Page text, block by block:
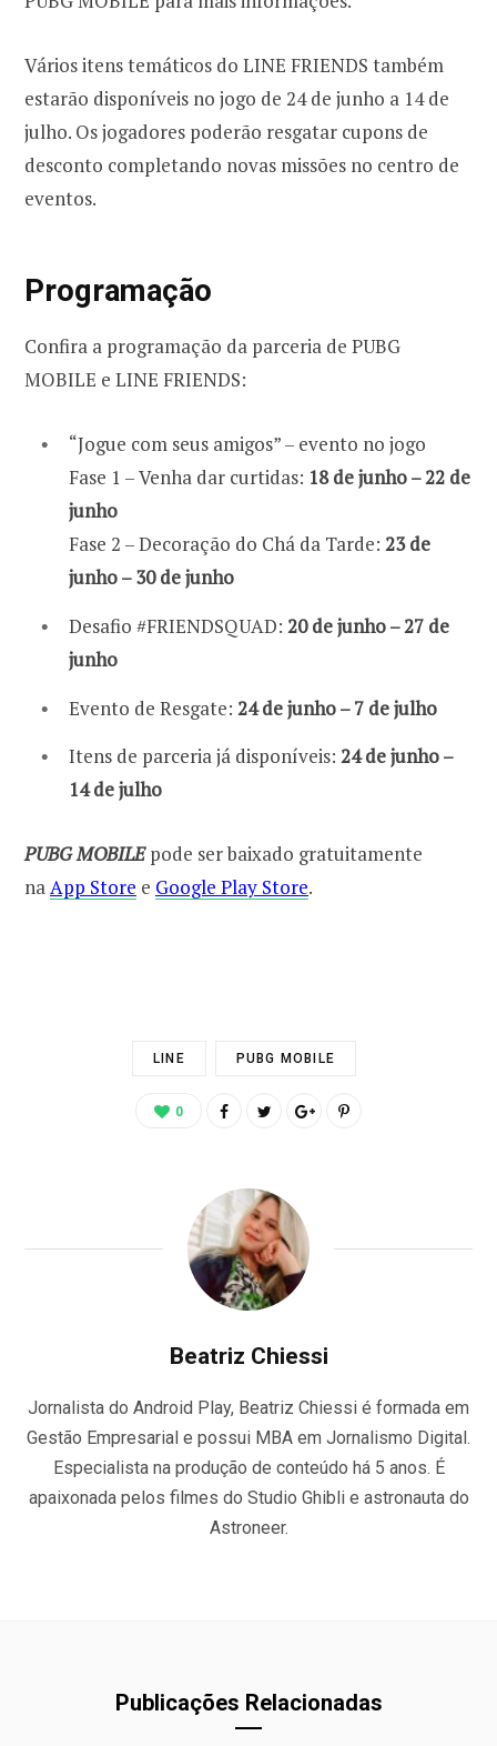
Vários itens temáticos do LINE FRIENDS também
estarão disponíveis no jogo de 24 de junho a 14 de
julho. Os jogadores poderão resgatar cupons de
desconto completando novas missões no centro de
eventos.
Programação
Confira a programação da parceria de PUBG
MOBILE e LINE FRIENDS:
“Jogue com seus amigos” – evento no jogo
Fase 1 – Venha dar curtidas: 18 de junho – 22 de
junho
Fase 2 – Decoração do Chá da Tarde: 23 de
junho – 30 de junho
Desafio #FRIENDSQUAD: 20 de junho – 27 de
junho
Evento de Resgate: 24 de junho – 7 de julho
Itens de parceria já disponíveis: 24 de junho –
14 de julho
PUBG MOBILEpode ser baixado gratuitamente
naApp Store e Google Play Store.
LINE PUBG MOBILE
0
Beatriz Chiessi
Jornalista do Android Play, Beatriz Chiessi é formada em
Gestão Empresarial e possui MBA em Jornalismo Digital.
Especialista na produção de conteúdo há 5 anos. É
apaixonada pelos filmes do Studio Ghibli e astronauta do
Astroneer.
Publicações Relacionadas